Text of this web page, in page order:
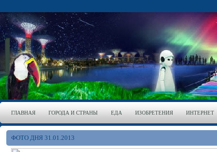
ГЛАВНАЯ ГОРОДА И СТРАНЫ ЕДА ИЗОБРЕТЕНИЯ ИНТЕРНЕТ
ФОТО ДНЯ 31.01.2013